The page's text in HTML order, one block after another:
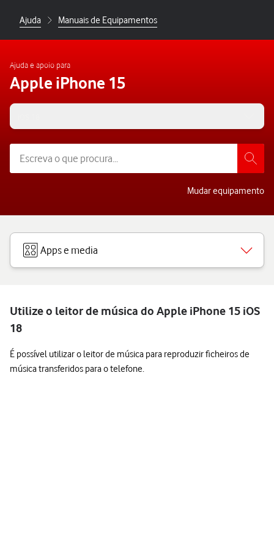
Ajuda Manuais de Equipamentos
Ajuda e apoio para
Apple iPhone 15
Mudar equipamento
Apps e media
Utilize o leitor de música do Apple iPhone 15 iOS
18
É possível utilizar o leitor de música para reproduzir ficheiros de
música transferidos para o telefone.